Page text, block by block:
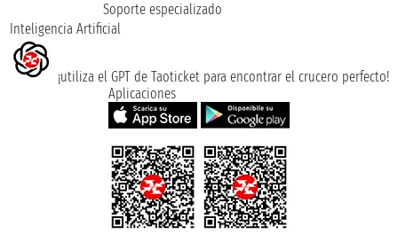
Soporte especializado
Inteligencia Artificial
¡utiliza el GPT de Taoticket para encontrar el crucero perfecto!
Aplicaciones